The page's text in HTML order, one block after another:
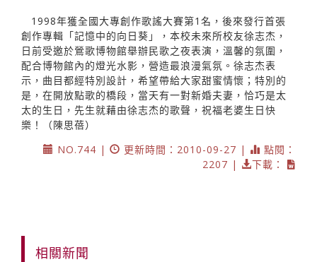
1998年獲全國大專創作歌謠大賽第1名，後來發行首張
創作專輯「記憶中的向日葵」，本校未來所校友徐志杰，
日前受邀於鶯歌博物館舉辦民歌之夜表演，溫馨的氛圍，
配合博物館內的燈光水影，營造最浪漫氣氛。徐志杰表
示，曲目都經特別設計，希望帶給大家甜蜜情懷；特別的
是，在開放點歌的橋段，當天有一對新婚夫妻，恰巧是太
太的生日，先生就藉由徐志杰的歌聲，祝福老婆生日快
樂！（陳思蓓）
NO.744 |
更新時間：2010-09-27 |
點閱：
2207 |
下載：
相關新聞